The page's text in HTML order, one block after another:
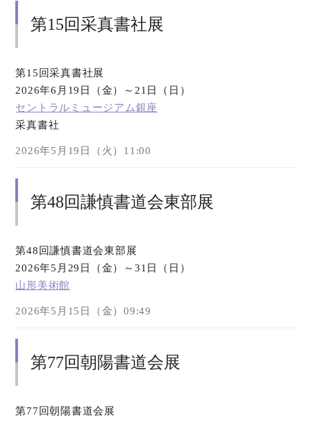
第15回采真書社展
第15回采真書社展
2026年6月19日（金）～21日（日）
セントラルミュージアム銀座
采真書社
2026年5月19日（火）11:00
第48回謙慎書道会東部展
第48回謙慎書道会東部展
2026年5月29日（金）～31日（日）
山形美術館
2026年5月15日（金）09:49
第77回朝陽書道会展
第77回朝陽書道会展